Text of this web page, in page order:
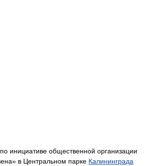
инициативе общественной организации
в Центральном парке Калининграда